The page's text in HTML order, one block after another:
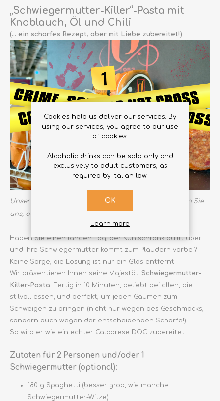
„Schwiegermutter-Killer“-Pasta mit
Knoblauch, Öl und Chili
(… ein scharfes Rezept, aber mit Liebe zubereitet!)
Unser Grafikdesigner wollte es mal übertreiben: Sagen Sie
uns, ob er gefeuert oder befördert werden sollte!!!
Haben Sie einen langen Tag, der Kühlschrank quillt über
und Ihre Schwiegermutter kommt zum Plaudern vorbei?
Keine Sorge, die Lösung ist nur ein Glas entfernt.
Wir präsentieren Ihnen seine Majestät: Schwiegermutter-
Killer-Pasta. Fertig in 10 Minuten, beliebt bei allen, die
stilvoll essen, und perfekt, um jeden Gaumen zum
Schweigen zu bringen (nicht nur wegen des Geschmacks,
sondern auch wegen der entscheidenden Schärfe!).
So wird er wie ein echter Calabrese DOC zubereitet.
Zutaten für 2 Personen und/oder 1
Schwiegermutter (optional):
180 g Spaghetti (besser grob, wie manche
Schwiegermutter-Witze)
Cookies help us deliver our services. By
using our services, you agree to our use
of cookies.
Alcoholic drinks can be sold only and
exclusively to adult customers, as
required by Italian law.
OK
Learn more